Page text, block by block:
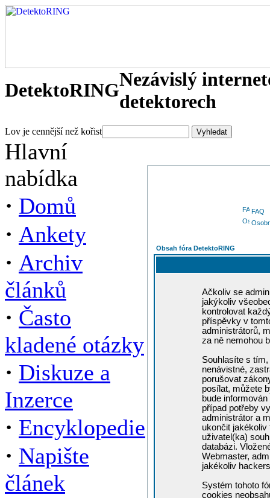
DetektoRINGNezávislý
detektorech
Lov je cennější než kořist
Hlavní
nabídka
· Domů
· Ankety
· Archiv
článků
· Často
kladené otázky
· Diskuze a
Inzerce
· Encyklopedie
· Napište
článek
FAQ
Obsah fóra DetektoRING
Ačkoliv se
jakýkoliv
kontrolovat
příspěvky v
administrátorů,
za ně nemohou
Souhlasíte s
nenávistné,
porušovat
posílat, můžete
bude
případ potřeby
administrátor a
ukončit
uživatel(ka)
databázi.
Webmaster,
jakékoliv
Systém tohoto
cookies